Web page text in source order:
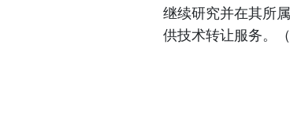
继续研究并在其所
供技术转让服务。（